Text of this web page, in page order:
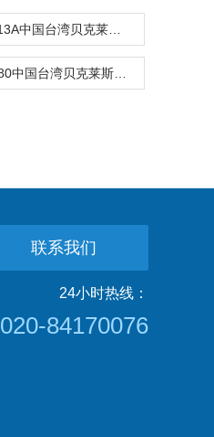
联系我们
24小时热线：
020-84170076